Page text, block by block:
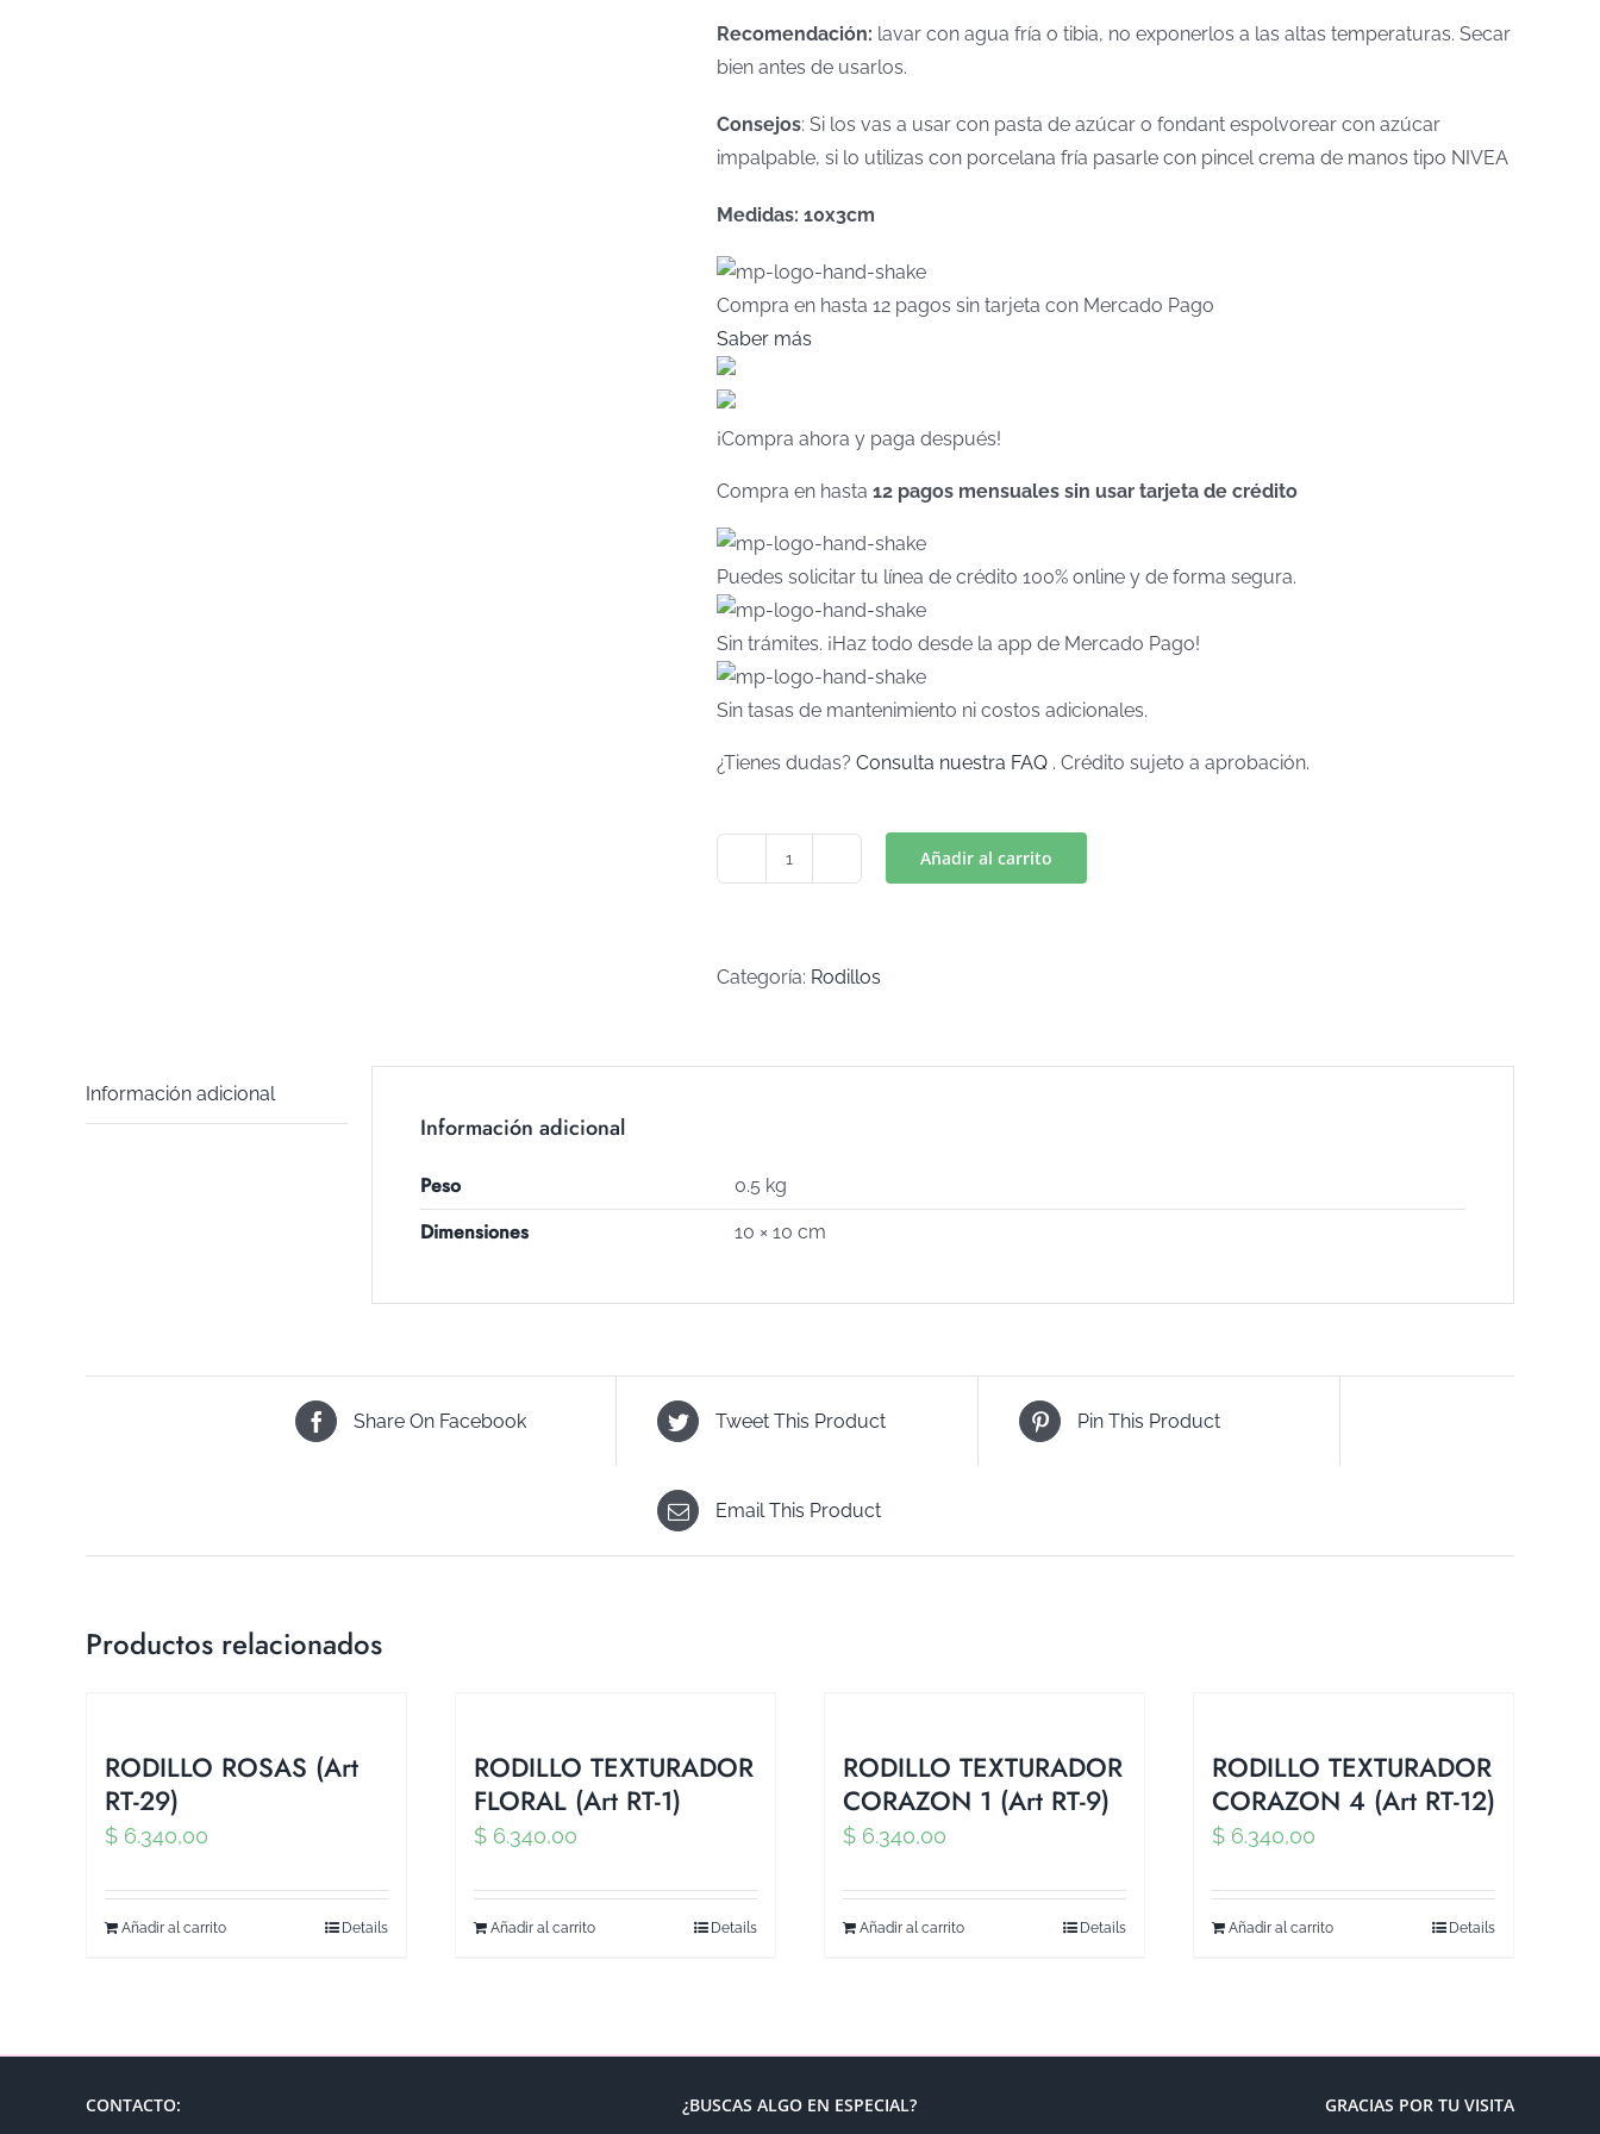
Recomendación: lavar con agua fría o tibia, no exponerlos a las altas temperaturas. Secar
bien antes de usarlos.
Consejos: Si los vas a usar con pasta de azúcar o fondant espolvorear con azúcar
impalpable, si lo utilizas con porcelana fría pasarle con pincel crema de manos tipo NIVEA
Medidas: 10x3cm
Compra en hasta 12 pagos sin tarjeta con Mercado Pago
Saber más
¡Compra ahora y paga después!
Compra en hasta 12 pagos mensuales sin usar tarjeta de crédito
Puedes solicitar tu línea de crédito 100% online y de forma segura.
Sin trámites. ¡Haz todo desde la app de Mercado Pago!
Sin tasas de mantenimiento ni costos adicionales.
¿Tienes dudas? Consulta nuestra FAQ . Crédito sujeto a aprobación.
3
11)
Añadir al carrito
Categoría: Rodillos
Información adicional
Información adicional
Peso 0.5 kg
Dimensiones 10 × 10 cm
Share On Facebook Tweet This Product Pin This Product
Email This Product
Productos relacionados
RODILLO ROSAS (Art
RT-29)
$ 6.340,00
Añadir al carrito Details
RODILLO TEXTURADOR
FLORAL (Art RT-1)
$ 6.340,00
Añadir al carrito Details
RODILLO TEXTURADOR
CORAZON 1 (Art RT-9)
$ 6.340,00
Añadir al carrito Details
RODILLO TEXTURADOR
CORAZON 4 (Art RT-12)
$ 6.340,00
Añadir al carrito Details
CONTACTO: ¿BUSCAS ALGO EN ESPECIAL? GRACIAS POR TU VISITA